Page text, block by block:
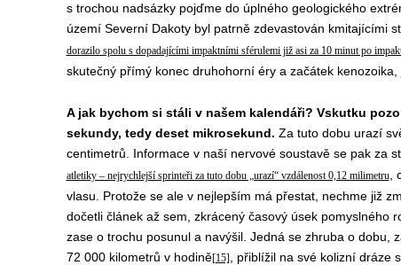
s trochou nadsázky pojďme do úplného geologického
území Severní Dakoty byl patrně zdevastován kmitajícími
dorazilo spolu s dopadajícími impaktními sférulemi již asi za 10 minut po
skutečný přímý konec druhohorní éry a začátek kenozoika,
A jak bychom si stáli v našem kalendáři? Vskutku
sekundy, tedy deset mikrosekund. Za tuto dobu urazí
centimetrů. Informace v naší nervové soustavě se pak za
atletiky – nejrychlejší sprinteři za tuto dobu „urazí“ vzdálenost 0,12 milimetru,
vlasu. Protože se ale v nejlepším má přestat, nechme již
dočetli článek až sem, zkrácený časový úsek
zase o trochu posunul a navýšil. Jedná se zhruba o
72 000 kilometrů v hodině[15], přiblížil na své kolizní dráze